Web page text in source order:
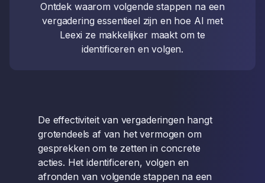
Ontdek waarom volgende stappen na een
vergadering essentieel zijn en hoe AI met
Leexi ze makkelijker maakt om te
identificeren en volgen.
De effectiviteit van vergaderingen hangt
grotendeels af van het vermogen om
gesprekken om te zetten in concrete
acties. Het identificeren, volgen en
afronden van volgende stappen na een